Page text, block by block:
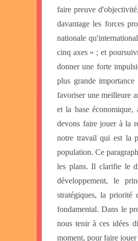
faire preuve
davantage les forces
nationale
cinq axes » ; et
donner une forte
plus grande
favoriser une meilleure
et la base
devons faire jouer à la
notre travail qui est la
population. Ce
les plans. Il clarifie le
développement, le
stratégiques, la priorité
fondamental. Dans le
nous tenir à ces idées
moment, pour faire